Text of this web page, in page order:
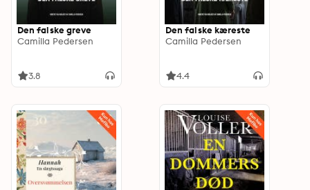
Den falske greve
Camilla Pedersen
3.8
Den falske kæreste
Camilla Pedersen
4.4